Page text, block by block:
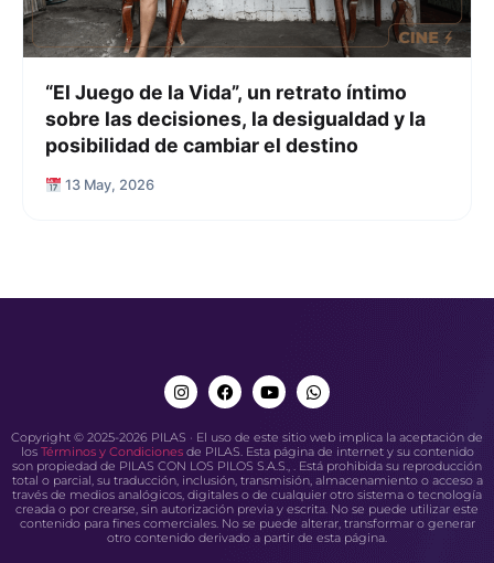
“El Juego de la Vida”, un retrato íntimo
sobre las decisiones, la desigualdad y la
posibilidad de cambiar el destino
13 May, 2026
Copyright © 2025-2026 PILAS · El uso de este sitio web implica la aceptación de
los Términos y Condicionesde PILAS. Esta página de internet y su contenido
son propiedad de PILAS CON LOS PILOS S.A.S., . Está prohibida su reproducción
total o parcial, su traducción, inclusión, transmisión, almacenamiento o acceso a
través de medios analógicos, digitales o de cualquier otro sistema o tecnología
creada o por crearse, sin autorización previa y escrita. No se puede utilizar este
contenido para fines comerciales. No se puede alterar, transformar o generar
otro contenido derivado a partir de esta página.